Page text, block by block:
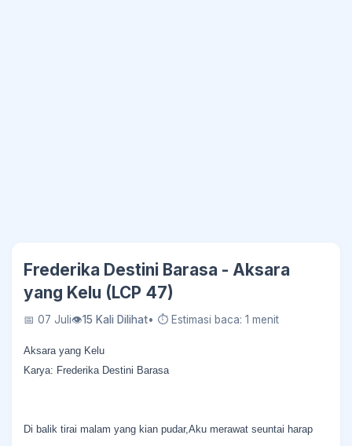
Frederika Destini Barasa - Aksara
yang Kelu (LCP 47)
📅 07 Juli👁15 Kali Dilihat• ⏱ Estimasi baca: 1 menit
Aksara yang Kelu
Karya: Frederika Destini Barasa
Di balik tirai malam yang kian pudar,Aku merawat seuntai harap